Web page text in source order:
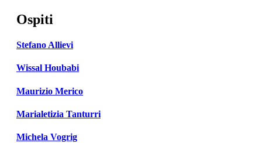
Ospiti
Stefano Allievi
Wissal Houbabi
Maurizio Merico
Marialetizia Tanturri
Michela Vogrig